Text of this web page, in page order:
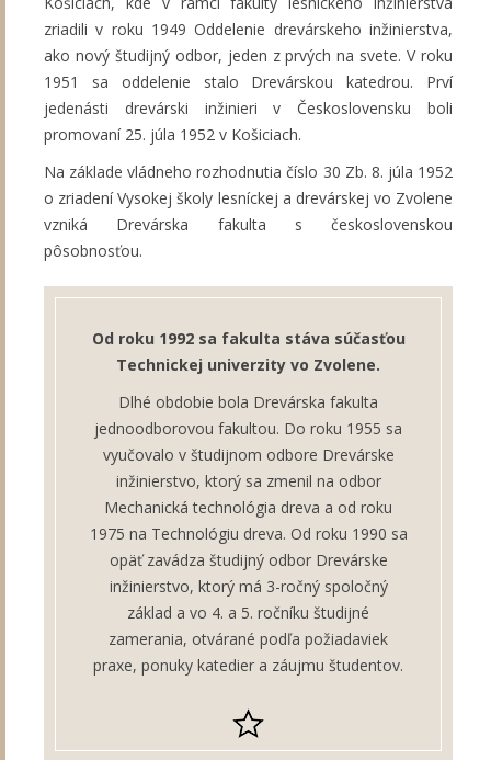
zriadili v roku 1949 Oddelenie drevárskeho inžinierstva,
ako nový študijný odbor, jeden z prvých na svete. V roku
1951 sa oddelenie stalo Drevárskou katedrou. Prví
jedenásti drevárski inžinieri v Československu boli
promovaní 25. júla 1952 v Košiciach.
Na základe vládneho rozhodnutia číslo 30 Zb. 8. júla 1952
o zriadení Vysokej školy lesníckej a drevárskej vo Zvolene
vzniká Drevárska fakulta s československou
pôsobnosťou.
Od roku 1992 sa fakulta stáva súčasťou
Technickej univerzity vo Zvolene.
Dlhé obdobie bola Drevárska fakulta
jednoodborovou fakultou. Do roku 1955 sa
vyučovalo v študijnom odbore Drevárske
inžinierstvo, ktorý sa zmenil na odbor
Mechanická technológia dreva a od roku
1975 na Technológiu dreva. Od roku 1990 sa
opäť zavádza študijný odbor Drevárske
inžinierstvo, ktorý má 3-ročný spoločný
základ a vo 4. a 5. ročníku študijné
zamerania, otvárané podľa požiadaviek
praxe, ponuky katedier a záujmu študentov.